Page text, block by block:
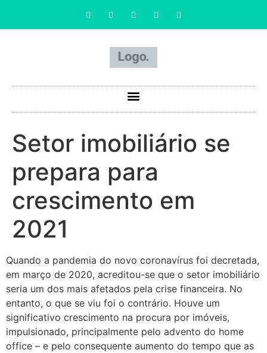
Setor imobiliário se
prepara para
crescimento em
2021
Quando a pandemia do novo coronavírus foi decretada,
em março de 2020, acreditou-se que o setor imobiliário
seria um dos mais afetados pela crise financeira. No
entanto, o que se viu foi o contrário. Houve um
significativo crescimento na procura por imóveis,
impulsionado, principalmente pelo advento do home
office – e pelo consequente aumento do tempo que as